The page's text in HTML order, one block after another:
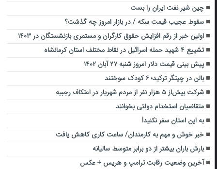
چین شیر نفت ایران را بست
سقوط عجیب قیمت سکه / در بازار امروز چه گذشت؟
اولین خبر از رقم افزایش حقوق کارگران و مستمری بازنشستگان در ۱۴۰۳
تشییع ۴ شهید حمله اسرائیل در نقاط مختلف استان کرمانشاه
پیش بینی قیمت دلار امروز شنبه ۲۷ آبان ۱۴۰۲
بالن در چیتگر ترکید؛ ۶ کودک سوختند
شرکت بیش‌از ۵ هزار نفر از مردم شهریار در اعتکاف رجبیه
متقاضیان استخدام دولتی بخوانند
به این استان سفر نکنید!
خبر خوش و مهم به کارمندان/ ساعت کاری کاهش یافت
بارش باران بیشتر از دو برابر متوسط سالیانه
آخرین وضعیت رقابت ترامپ و هریس + عکس